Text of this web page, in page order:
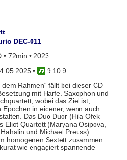
DEC-011
• 72min • 2023
•
9 10 9
dem Rahmen“ fällt bei dieser CD
mit Harfe, Saxophon und
wobei das Ziel ist,
Epochen in eigener, wenn auch
Das Duo Duor (Hila Ofek
Eliot Quartett (Maryana Osipova,
und Michael Preuss)
homogenen Sextett zusammen
wie engagiert spannende